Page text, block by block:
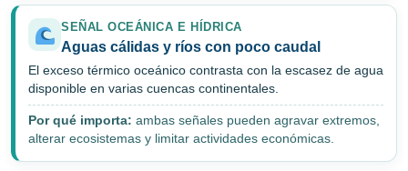
SEÑAL OCEÁNICA E HÍDRICA
Aguas cálidas y ríos con poco caudal
El exceso térmico oceánico contrasta con la escasez de agua
disponible en varias cuencas continentales.
Por qué importa: ambas señales pueden agravar extremos,
alterar ecosistemas y limitar actividades económicas.